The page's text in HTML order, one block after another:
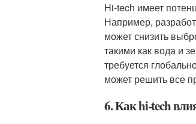
Hi-tech имеет
Например,
может снизить
такими как вода и
требуется
может решить все
6. Как hi-tech